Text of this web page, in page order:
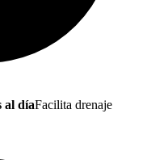
al díaFacilita drenaje